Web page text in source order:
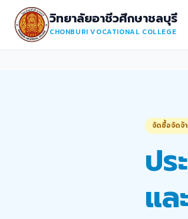
วิทยาลัยอาชีวศึกษาชลบุรี
CHONBURI VOCATIONAL COLLEGE
จัดซื้อจัดจ้
ปร
แล